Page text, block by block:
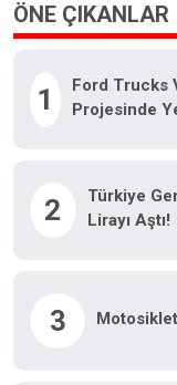
ÖNE ÇIKANLAR
1
Ford Trucks
Projesinde
2
Türkiye
Lirayı Aştı!
3